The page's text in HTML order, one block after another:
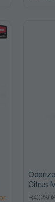
auto exterior
Citrus